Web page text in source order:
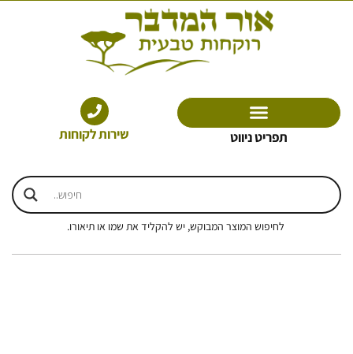
תפריט ניווט שירות לקוחות
לחיפוש המוצר המבוקש, יש להקליד את שמו או תיאורו.